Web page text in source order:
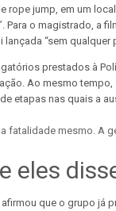
rope jump, em um
Para o magistrado, a
lançada “sem qualquer
prestados à
Ao mesmo
etapas nas quais a
fatalidade mesmo. A
eles
que o grupo já